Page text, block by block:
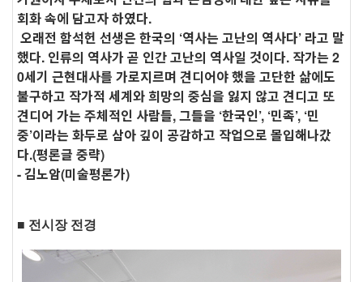
회화 속에 담고자 하였다.
오래전 함석헌 선생은 한국의 ‘역사는 고난의 역사다’ 라고 말
했다. 인류의 역사가 곧 인간 고난의 역사일 것이다. 작가는 2
0세기 근현대사를 가로지르며 견디어야 했을 고단한 삶에도
불구하고 작가적 세계와 희망의 중심을 잃지 않고 견디고 또
견디어 가는 주체적인 사람들, 그들을 ‘한국인’, ‘민족’, ‘민
중’이라는 화두로 삼아 깊이 공감하고 작업으로 몰입해나갔
다.(평론글 중략)
- 김노암(미술평론가)
■ 전시장 전경